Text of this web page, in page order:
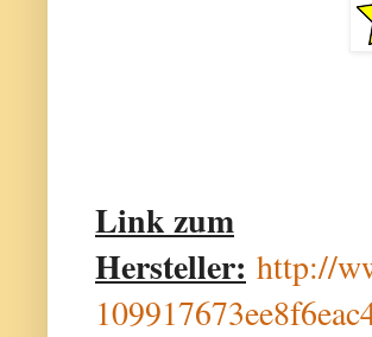
Link zum
Hersteller: http://